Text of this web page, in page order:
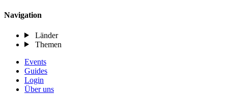
Navigation
Länder
Themen
Events
Guides
Login
Über uns